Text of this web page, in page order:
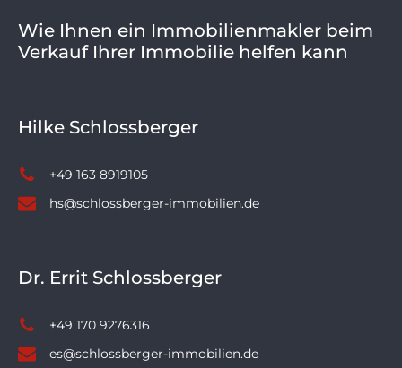
Wie Ihnen ein Immobilienmakler beim
Verkauf Ihrer Immobilie helfen kann
Hilke Schlossberger
+49 163 8919105
hs@schlossberger-immobilien.de
Dr. Errit Schlossberger
+49 170 9276316
es@schlossberger-immobilien.de